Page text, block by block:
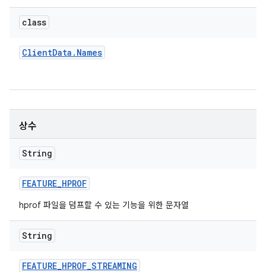
class
ClientData . Names
상수
String
FEATURE_HPROF
hprof 파일을 덤프할 수 있는 기능을 위한 문자열
String
FEATURE_HPROF_STREAMING